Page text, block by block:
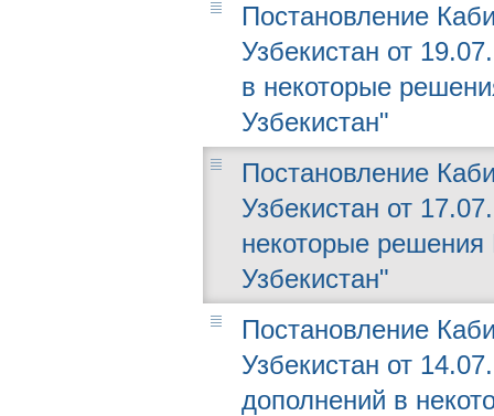
Постановление
Узбекистан от
в некоторые
Узбекистан"
Постановление
Узбекистан от
некоторые решения
Узбекистан"
Постановление
Узбекистан от
дополнений в